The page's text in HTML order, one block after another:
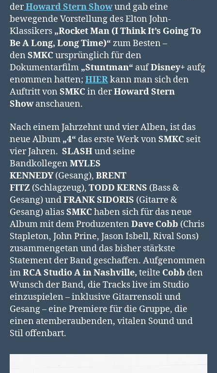
derHoward Stern Showund gab eine
bewegende Vorstellung des Elton John-
Klassikers „Rocket Man (I Think It’s Going To
Be A Long, Long Time)“ zum Besten –
den SMKCursprünglich für den
Dokumentarfilm „Stuntman“ aufDisney+ aufg
enommen hatten; HIERkann man sich den
Auftritt von SMKCin derHoward Stern
Showanschauen.
Nach einem Jahrzehnt und vier Alben, ist das
neue Album „4“ das erste Werk von SMKC seit
vier Jahren. SLASHund seine
Bandkollegen MYLES
KENNEDY(Gesang), BRENT
FITZ (Schlagzeug), TODD KERNS (Bass &
Gesang) undFRANK SIDORIS (Gitarre &
Gesang) aliasSMKChaben sich für das neue
Album mit dem Produzenten Dave Cobb (Chris
Stapleton, John Prine, Jason Isbell, Rival Sons)
zusammengetan und das bisher stärkste
Statement der Band geschaffen. Aufgenommen
imRCA Studio A in Nashville, teilte Cobb den
Wunsch der Band, die Tracks live im Studio
einzuspielen – inklusive Gitarrensoli und
Gesang – eine Premiere für die Gruppe, die
einen atemberaubenden, vitalen Sound und
Stil offenbart.